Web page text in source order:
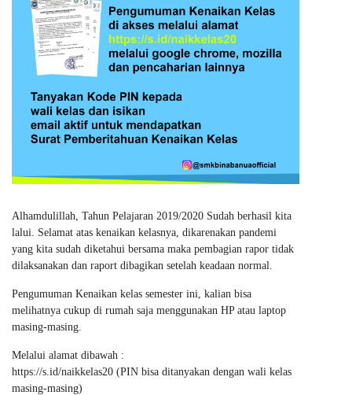
Alhamdulillah, Tahun Pelajaran 2019/2020 Sudah berhasil kita
lalui. Selamat atas kenaikan kelasnya, dikarenakan pandemi
yang kita sudah diketahui bersama maka pembagian rapor tidak
dilaksanakan dan raport dibagikan setelah keadaan normal.
Pengumuman Kenaikan kelas semester ini, kalian bisa
melihatnya cukup di rumah saja menggunakan HP atau laptop
masing-masing.
Melalui alamat dibawah :
https://s.id/naikkelas20 (PIN bisa ditanyakan dengan wali kelas
masing-masing)